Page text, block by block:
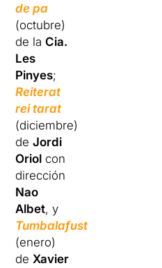
de pa
(octubre)
de laCia.
Les
Pinyes;
Reiterat
rei tarat
(diciembre)
deJordi
Oriol con
dirección
Nao
Albet, y
Tumbalafusta
(enero)
deXavier